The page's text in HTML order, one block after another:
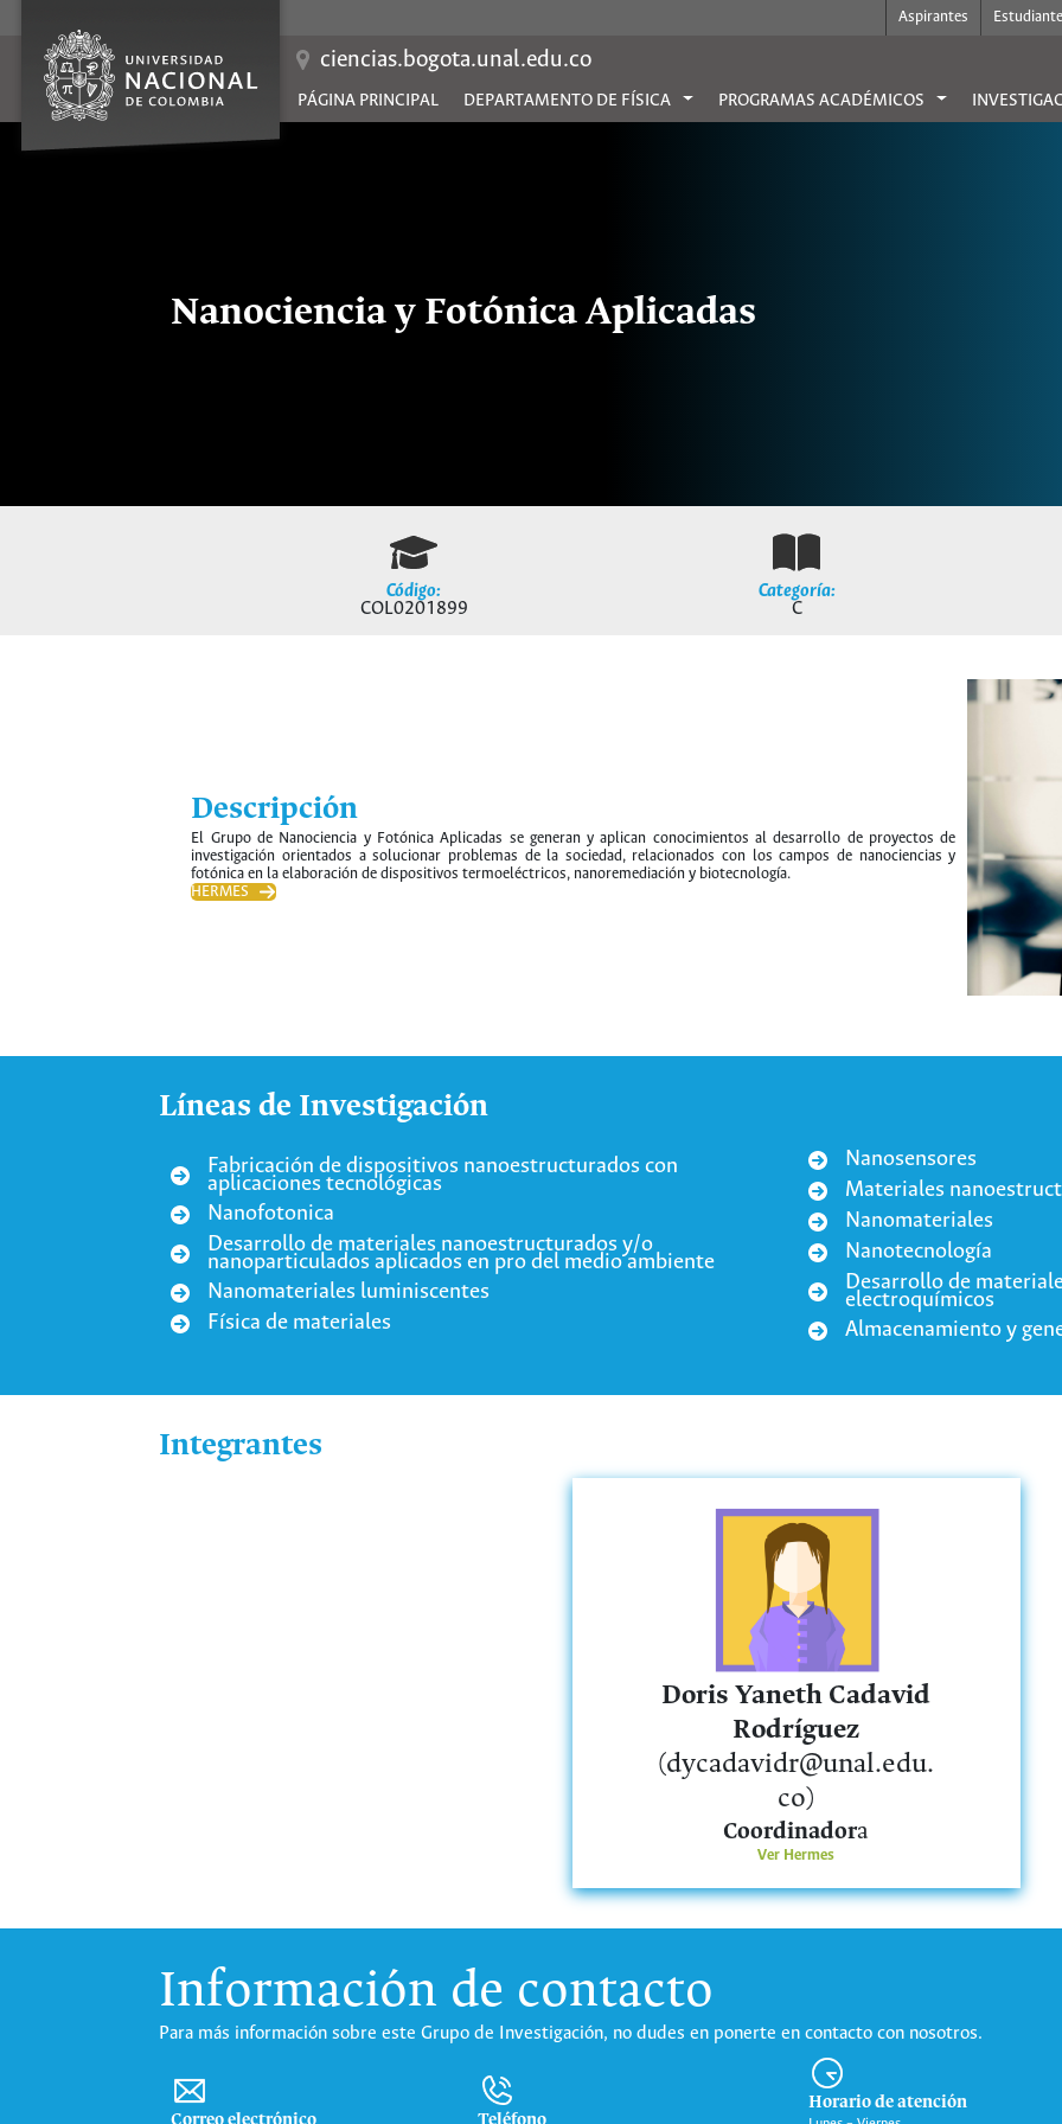
contenido
Aspirantes
ciencias.bogota.unal.edu.co
PÁGINA PRINCIPAL DEPARTAMENTO DE FÍSICA PROGRAMAS ACADÉMICOS
Nanociencia y Fotónica Aplicadas
Código:
COL0201899
Categoría:
C
Descripción
El Grupo de Nanociencia y Fotónica Aplicadas se generan y aplican conocimientos al desarrollo de proyectos de
investigación orientados a solucionar problemas de la sociedad, relacionados con los campos de nanociencias y
fotónica en la elaboración de dispositivos termoeléctricos, nanoremediación y biotecnología.
HERMES
Líneas de Investigación
Fabricación de dispositivos nanoestructurados con
aplicaciones tecnológicas
Nanofotonica
Desarrollo de materiales nanoestructurados y/o
nanoparticulados aplicados en pro del medio ambiente
Nanomateriales luminiscentes
Física de materiales
Nanosensores
Materiales
Nanomateriales
Nanotecnología
Desarrollo de
electroquímicos
Almacenamiento y
Integrantes
Doris Yaneth Cadavid
Rodríguez
(dycadavidr@unal.edu.
co)
Coordinadora
Ver Hermes
Información de contacto
Para más información sobre este Grupo de Investigación, no dudes en ponerte en contacto con nosotros.
Horario de atención